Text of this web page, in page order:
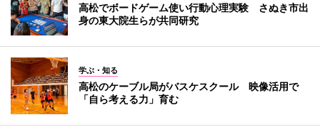
高松でボードゲーム使い行動心理実験 さぬき市出
身の東大院生らが共同研究
学ぶ・知る
高松のケーブル局がバスケスクール 映像活用で
「自ら考える力」育む